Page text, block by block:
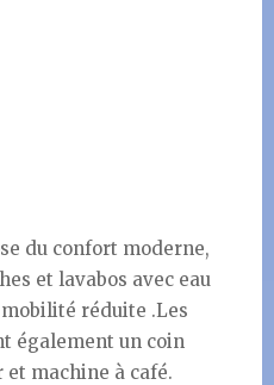
du confort moderne,
et lavabos avec eau
réduite .Les
également un coin
machine à café.